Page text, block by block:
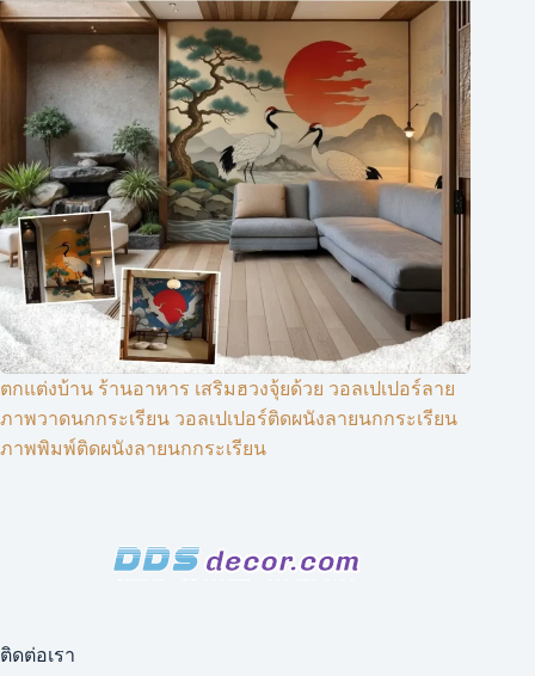
ตกแต่งบ้าน ร้านอาหาร เสริมฮวงจุ้ยด้วย วอลเปเปอร์ลาย
ภาพวาดนกกระเรียน วอลเปเปอร์ติดผนังลายนกกระเรียน
ภาพพิมพ์ติดผนังลายนกกระเรียน
ติดต่อเรา